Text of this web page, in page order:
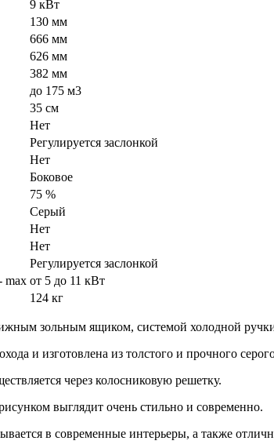
9 кВт
130 мм
666 мм
626 мм
382 мм
до 175 м3
35 см
Нет
Регулируется заслонкой
Нет
Боковое
75 %
Серый
Нет
Нет
Регулируется заслонкой
max от 5 до 11 кВт
124 кг
зольным ящиком, системой холодной
и изготовлена из толстого и прочного
через колосниковую решетку.
выглядит очень стильно и современно.
в современные интерьеры, а также